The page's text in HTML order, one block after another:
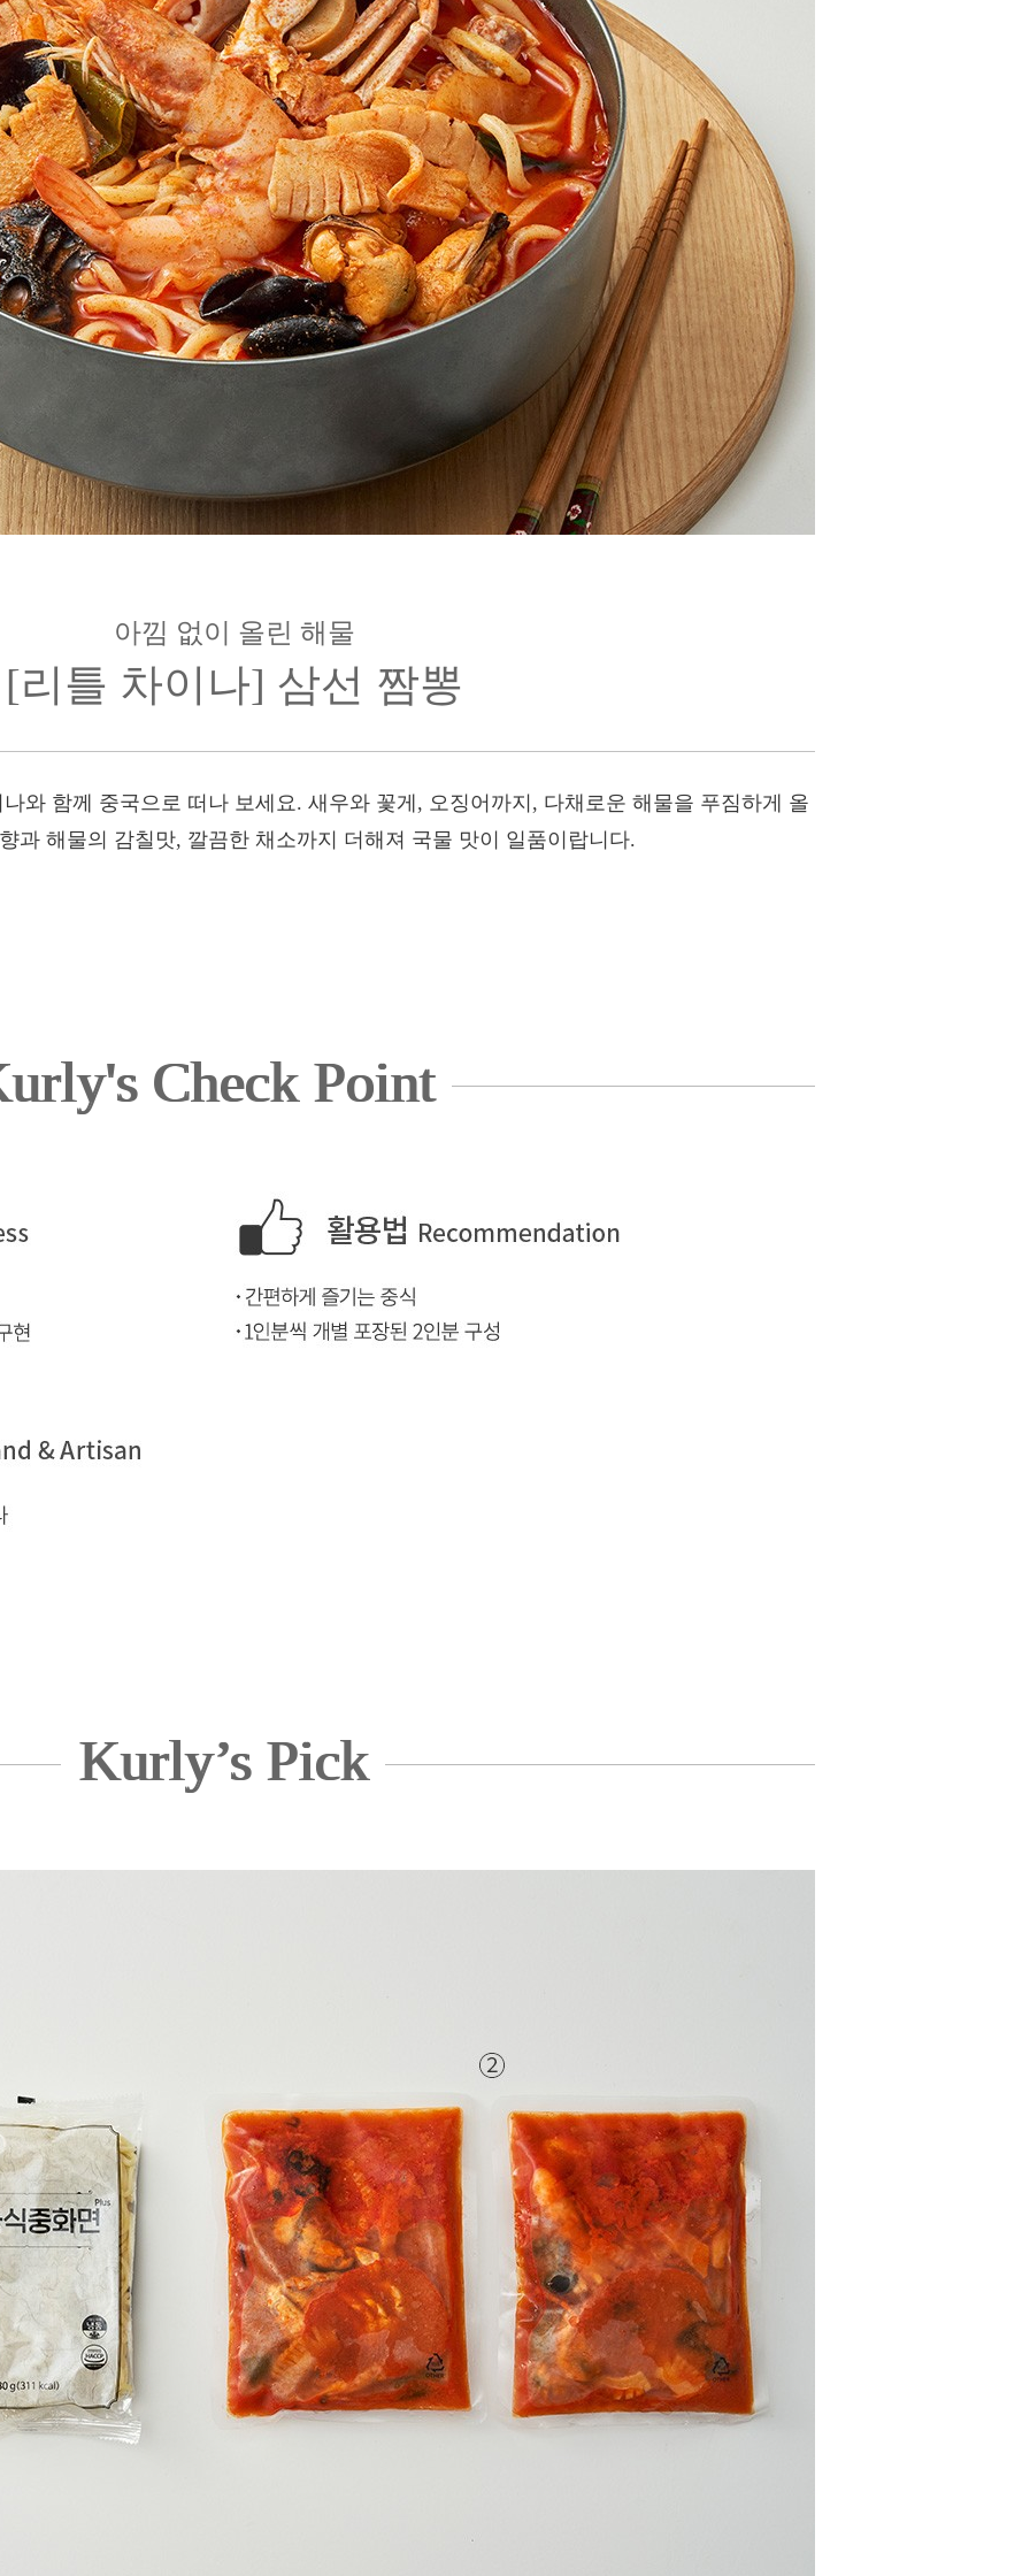
아낌 없이 올린 해물
[리틀 차이나] 삼선 짬뽕
와 함께 중국으로 떠나 보세요. 새우와 꽃게, 오징어까지, 다채로운 해물을 푸짐하게 올
과 해물의 감칠맛, 깔끔한 채소까지 더해져 국물 맛이 일품이랍니다.
Check Point
Kurly’s Pick